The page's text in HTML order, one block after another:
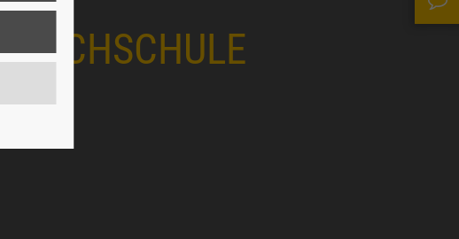
HOCHSCHULE